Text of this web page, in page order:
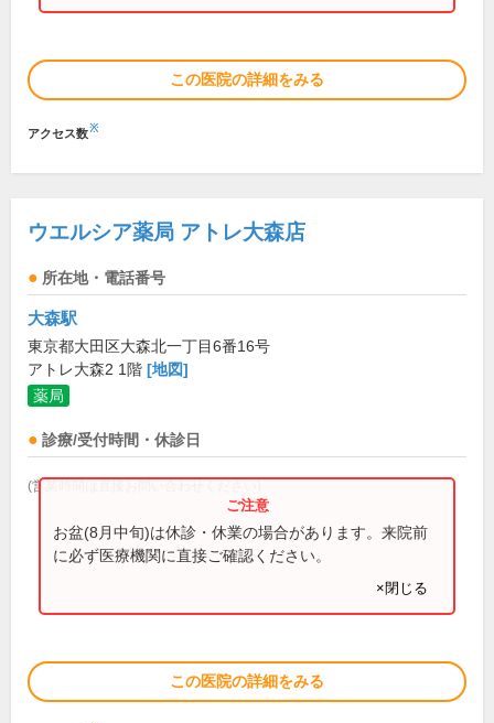
この医院の詳細をみる
アクセス数※
ウエルシア薬局 アトレ大森店
所在地・電話番号
大森駅
東京都大田区大森北一丁目6番16号
アトレ大森2 1階 [地図]
薬局
診療/受付時間・休診日
(営業時間は直接お問い合わせください)
お盆(8月中旬)は休診・休業の場合があります。来院前
に必ず医療機関に直接ご確認ください。
×閉じる
この医院の詳細をみる